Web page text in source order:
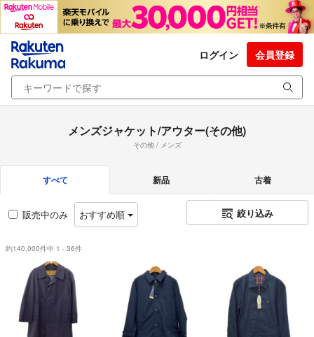
ログイン 会員登録
メンズジャケット/アウター(その他)
その他 / メンズ
すべて 新品 古着
販売中のみ おすすめ順 絞り込み
約140,000件中 1 - 36件